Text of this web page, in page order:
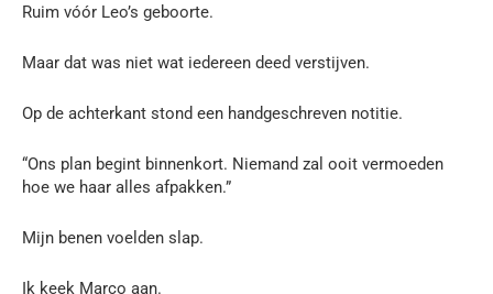
Ruim vóór Leo’s geboorte.
Maar dat was niet wat iedereen deed verstijven.
Op de achterkant stond een handgeschreven notitie.
“Ons plan begint binnenkort. Niemand zal ooit vermoeden
hoe we haar alles afpakken.”
Mijn benen voelden slap.
Ik keek Marco aan.